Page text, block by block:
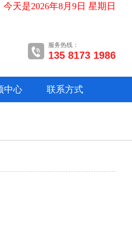
今天是2026年8月9日 星期日
服务热线：
135 8173 1986
中心 联系方式